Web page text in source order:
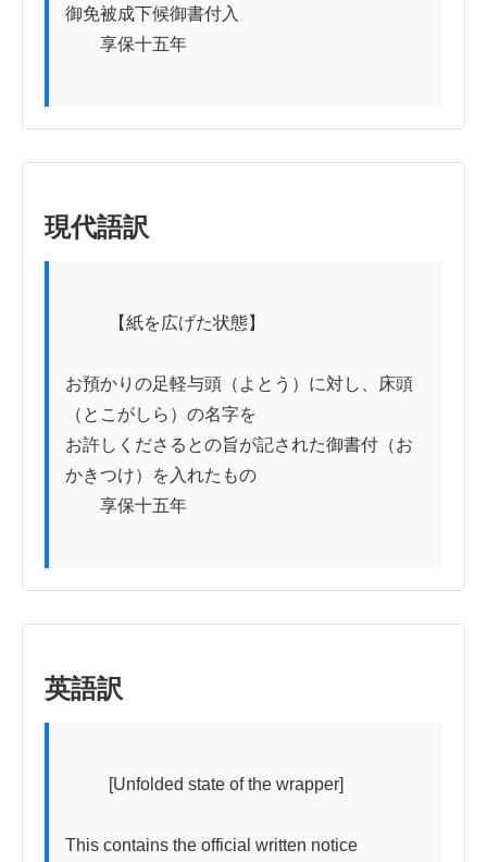
御免被成下候御書付入
享保十五年
現代語訳
お預かりの足軽与頭（よとう）に対し、床頭
（とこがしら）の名字を
お許しくださるとの旨が記された御書付（お
かきつけ）を入れたもの
享保十五年
英語訳
This contains the official written notice